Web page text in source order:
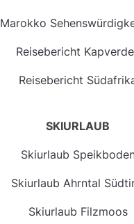
Marokko
Reisebericht
Reisebericht
SKIURLAUB
Skiurlaub
Skiurlaub Ahrntal
Skiurlaub Filzmoos